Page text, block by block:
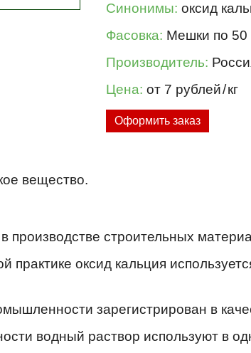
Синонимы: оксид
Фасовка: Мешки по 50
Производитель:
Цена: от 7 рублей/кг
Оформить заказ
вещество.
производстве строительных
практике оксид кальция
зарегистрирован в
водный раствор используют в